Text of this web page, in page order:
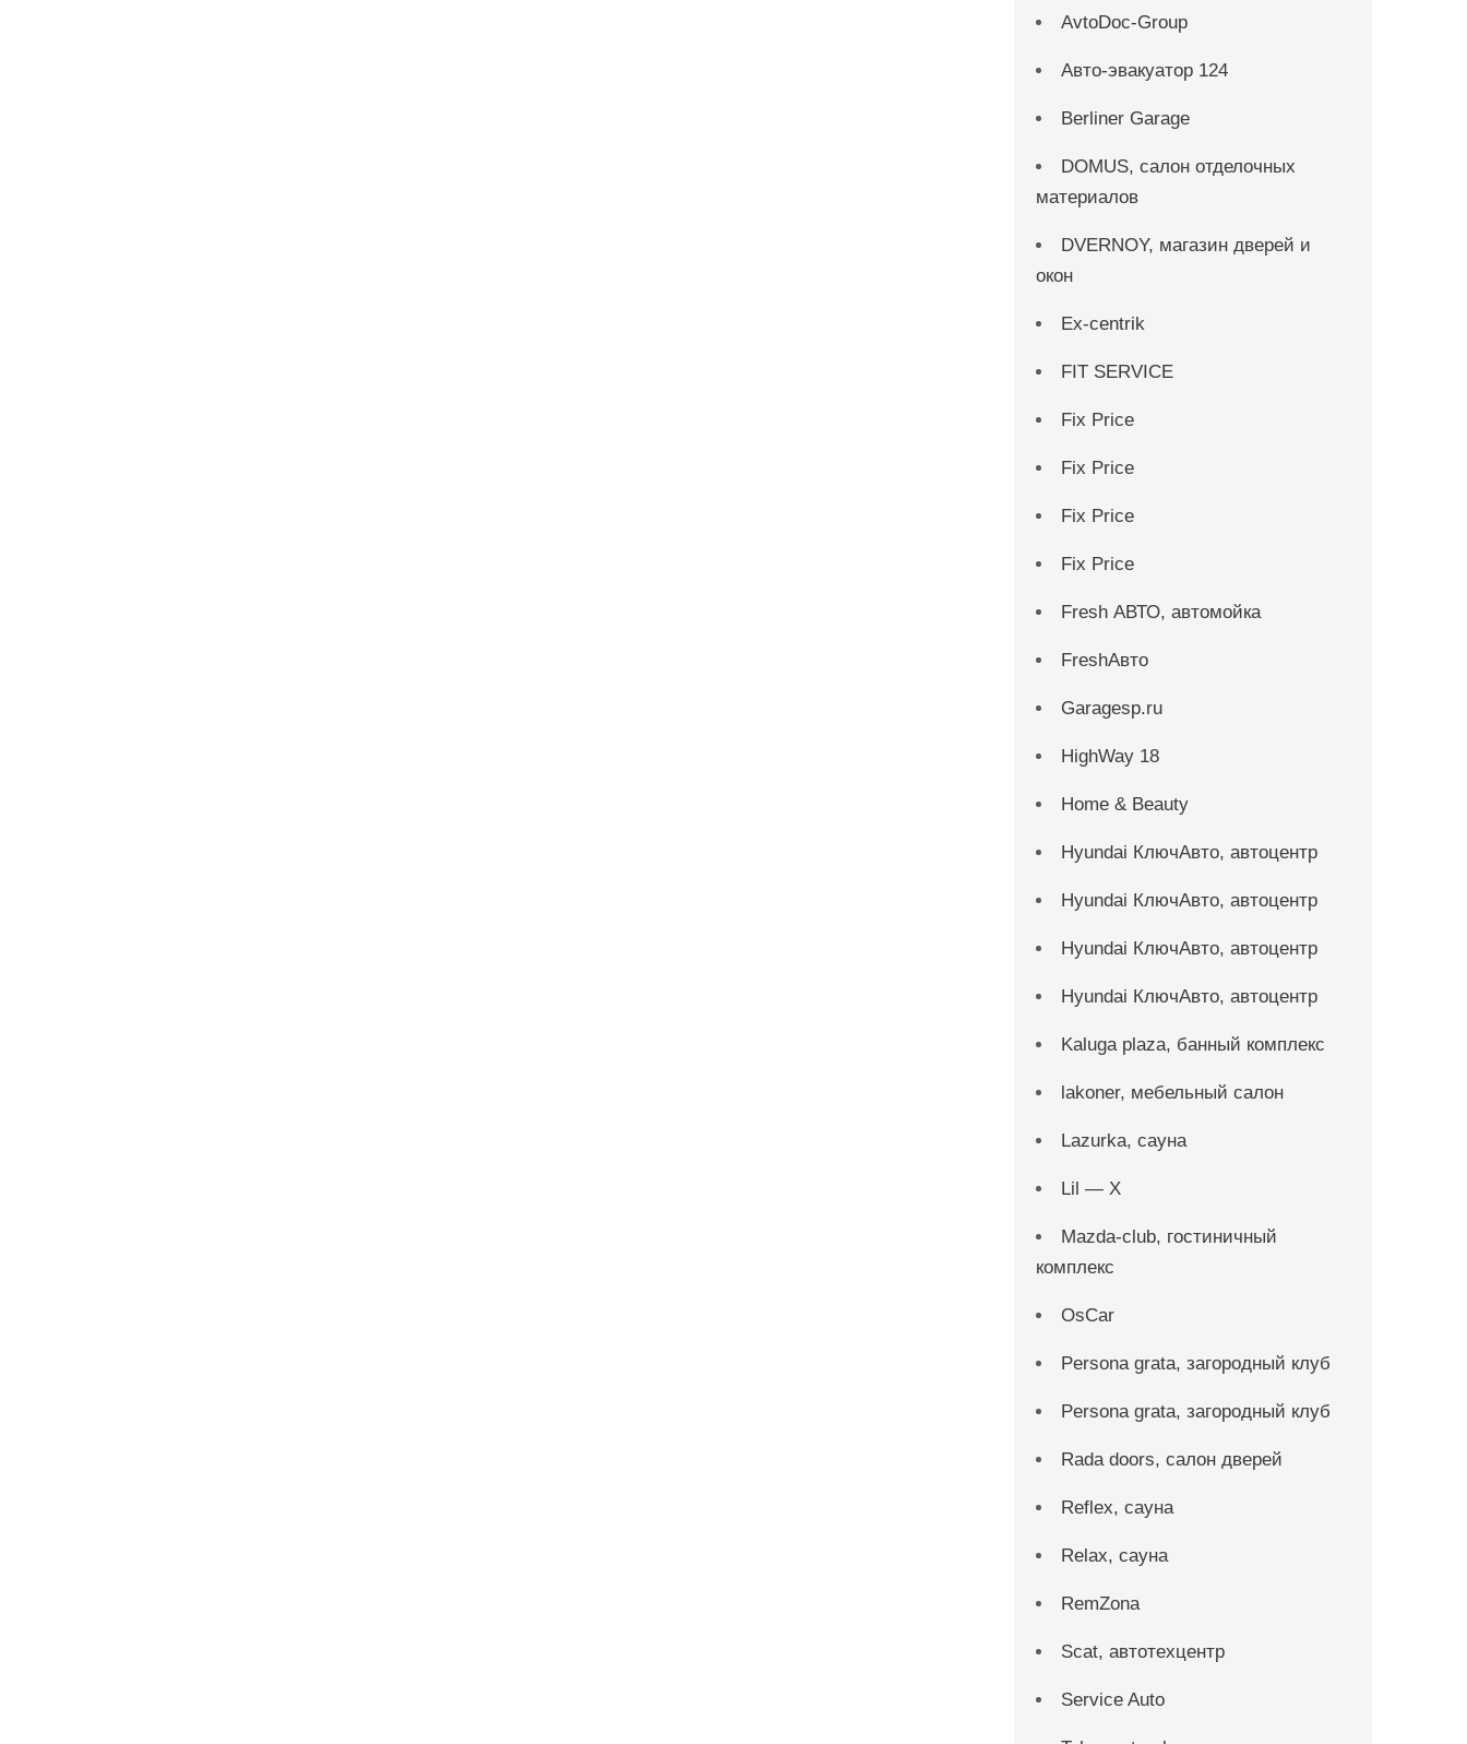
AvtoDoc-Group
Aвто-эвакуатор 124
Berliner Garage
DOMUS, салон отделочных
материалов
DVERNOY, магазин дверей и
окон
Ex-centrik
FIT SERVICE
Fix Price
Fix Price
Fix Price
Fix Price
Fresh АВТО, автомойка
FreshАвто
Garagesp.ru
HighWay 18
Home & Beauty
Hyundai КлючАвто, автоцентр
Hyundai КлючАвто, автоцентр
Hyundai КлючАвто, автоцентр
Hyundai КлючАвто, автоцентр
Kaluga plaza, банный комплекс
lakoner, мебельный салон
Lazurka, сауна
Lil — X
Mazda-club, гостиничный
комплекс
OsCar
Persona grata, загородный клуб
Persona grata, загородный клуб
Rada doors, салон дверей
Reflex, сауна
Relax, сауна
RemZona
Scat, автотехцентр
Service Auto